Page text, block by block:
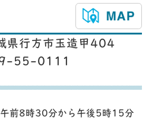
行方市玉造甲404
55-0111
前8時30分から午後5時15分